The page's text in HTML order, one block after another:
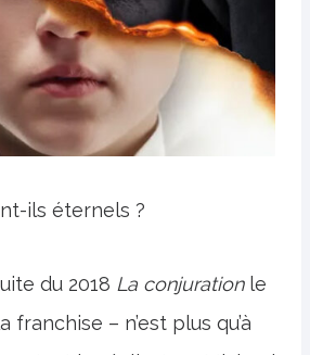
ils éternels ?
du 2018 La conjurationle
– n’est plus qu’à